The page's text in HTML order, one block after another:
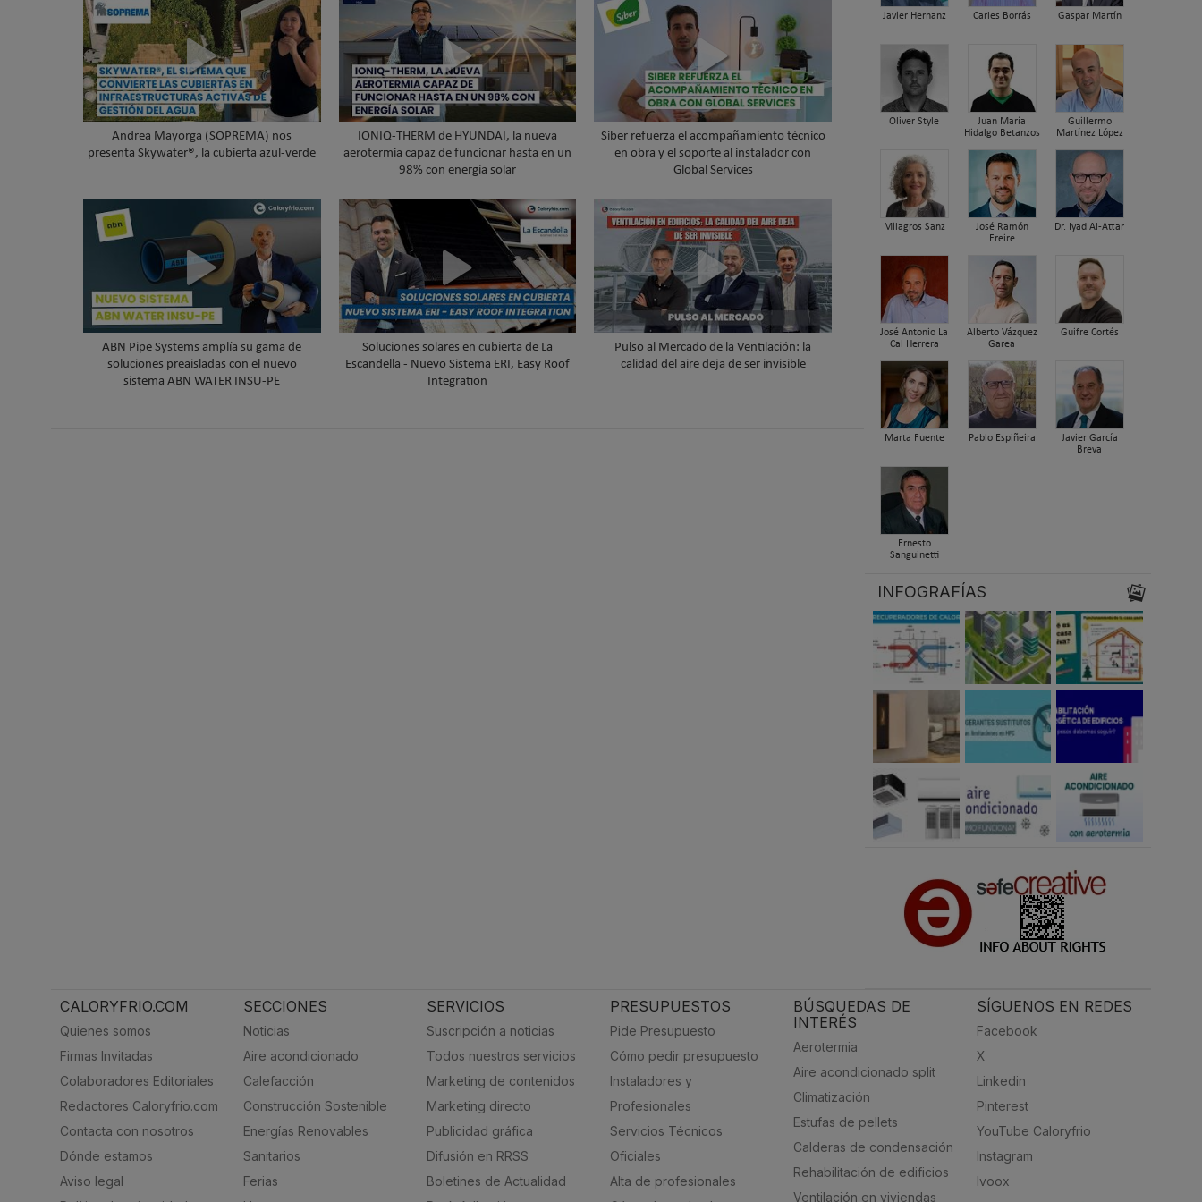
Andrea Mayorga (SOPREMA) nos
presenta Skywater®, la cubierta azul-verde
IONIQ-THERM de HYUNDAI, la nueva
aerotermia capaz de funcionar hasta en un
98% con energía solar
Siber refuerza el acompañamiento técnico
en obra y el soporte al instalador con
Global Services
ABN Pipe Systems amplía su gama de
soluciones preaisladas con el nuevo
sistema ABN WATER INSU-PE
Soluciones solares en cubierta de La
Escandella - Nuevo Sistema ERI, Easy Roof
Integration
Pulso al Mercado de la Ventilación: la
calidad del aire deja de ser invisible
Javier Hernanz Carles Borrás Gaspar Martín
Oliver Style
Juan María
Hidalgo Betanzos
Guillermo
Martínez López
Milagros Sanz
José Ramón
Freire
Dr. Iyad Al-Attar
José Antonio La
Cal Herrera
Alberto Vázquez
Garea
Guifre Cortés
Marta Fuente Pablo Espiñeira
Javier García
Breva
Ernesto
Sanguinetti
INFOGRAFÍAS
CALORYFRIO.COM
Quienes somos
Firmas Invitadas
Colaboradores Editoriales
Redactores Caloryfrio.com
Contacta con nosotros
Dónde estamos
Aviso legal
SECCIONES
Noticias
Aire acondicionado
Calefacción
Construcción Sostenible
Energías Renovables
Sanitarios
Ferias
SERVICIOS
Suscripción a noticias
Todos nuestros servicios
Marketing de contenidos
Marketing directo
Publicidad gráfica
Difusión en RRSS
Boletines de Actualidad
PRESUPUESTOS
Pide Presupuesto
Cómo pedir presupuesto
Instaladores y
Profesionales
Servicios Técnicos
Oficiales
Alta de profesionales
BÚSQUEDAS DE
INTERÉS
Aerotermia
Aire acondicionado split
Climatización
Estufas de pellets
Calderas de condensación
Rehabilitación de edificios
Ventilación en viviendas
SÍGUENOS EN REDES
Facebook
X
Linkedin
Pinterest
YouTube Caloryfrio
Instagram
Ivoox